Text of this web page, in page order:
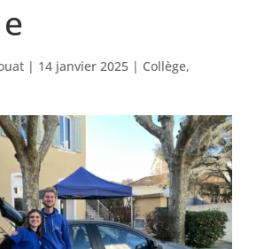
| 14 janvier 2025| Collège,